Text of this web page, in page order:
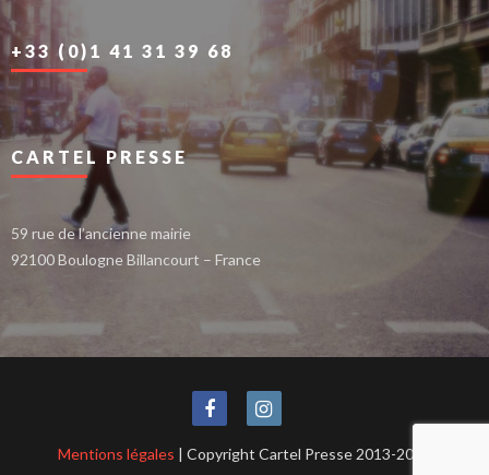
+33 (0)1 41 31 39 68
CARTEL PRESSE
59 rue de l’ancienne mairie
92100 Boulogne Billancourt – France
Mentions légales | Copyright Cartel Presse 2013-2021